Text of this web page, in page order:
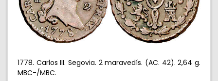
1778. Carlos III. Segovia. 2 maravedís. (AC. 42). 2,64 g.
MBC-/MBC.